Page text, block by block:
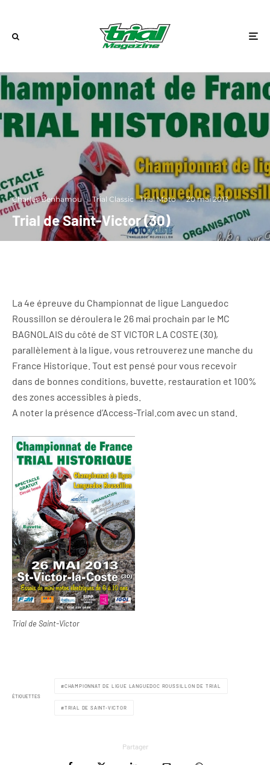
Charles Benhamou · Trial Classic Trial Moto · 20 mai 2013
Trial de Saint-Victor (30)
La 4e épreuve du Championnat de ligue Languedoc
Roussillon se déroulera le 26 mai prochain par le MC
BAGNOLAIS du côté de ST VICTOR LA COSTE (30),
parallèlement à la ligue, vous retrouverez une manche du
France Historique. Tout est pensé pour vous recevoir
dans de bonnes conditions, buvette, restauration et 100%
des zones accessibles à pieds.
A noter la présence d’Access-Trial.com avec un stand.
Trial de Saint-Victor
ÉTIQUETTES
CHAMPIONNAT DE LIGUE LANGUEDOC ROUSSILLON DE TRIAL
TRIAL DE SAINT-VICTOR
Partager